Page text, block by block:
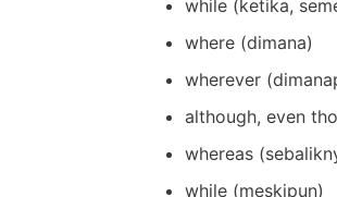
while (ketika,
where (dimana)
wherever
although, even
whereas
while (meskipun)